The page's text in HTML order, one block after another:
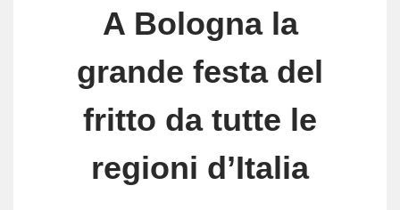
A Bologna la
grande festa del
fritto da tutte le
regioni d’Italia